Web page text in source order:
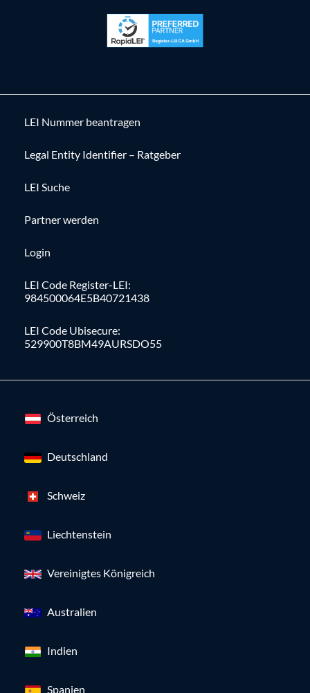
LEI Nummer beantragen
Legal Entity Identifier – Ratgeber
LEI Suche
Partner werden
Login
LEI Code Register-LEI:
984500064E5B40721438
LEI Code Ubisecure:
529900T8BM49AURSDO55
Österreich
Deutschland
Schweiz
Liechtenstein
Vereinigtes Königreich
Australien
Indien
Spanien